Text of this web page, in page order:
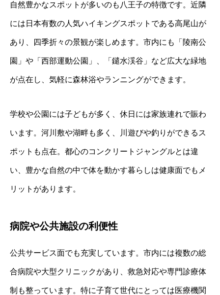
自然豊かなスポットが多いのも八王子の特徴です。近隣
には日本有数の人気ハイキングスポットである高尾山が
あり、四季折々の景観が楽しめます。市内にも「陵南公
園」や「西部運動公園」、「鑓水渓谷」など広大な緑地
が点在し、気軽に森林浴やランニングができます。
学校や公園には子どもが多く、休日には家族連れで賑わ
います。河川敷や湖畔も多く、川遊びや釣りができるス
ポットも点在。都心のコンクリートジャングルとは違
い、豊かな自然の中で体を動かす暮らしは健康面でもメ
リットがあります。
病院や公共施設の利便性
公共サービス面でも充実しています。市内には複数の総
合病院や大型クリニックがあり、救急対応や専門診療体
制も整っています。特に子育て世代にとっては医療機関